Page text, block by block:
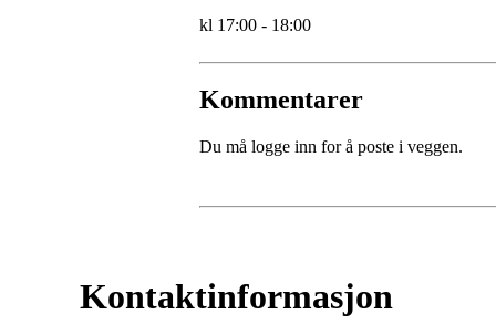
kl 17:00 - 18:00
Kommentarer
Du må logge inn for å poste i veggen.
Kontaktinformasjon